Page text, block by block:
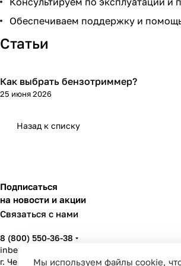
Мы используем файлы cookie,
Обеспечиваем поддержку и
Статьи
Как выбрать бензотриммер?
25 июня 2026
Назад к списку
Подписаться
на новости и акции
Связаться с нами
8 (800) 550-36-38
inbenzo35@list.ru
г. Череповец, ул. Вологодская, д. 50А